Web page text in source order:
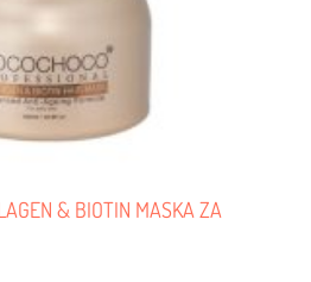
& BIOTIN MASKA ZA